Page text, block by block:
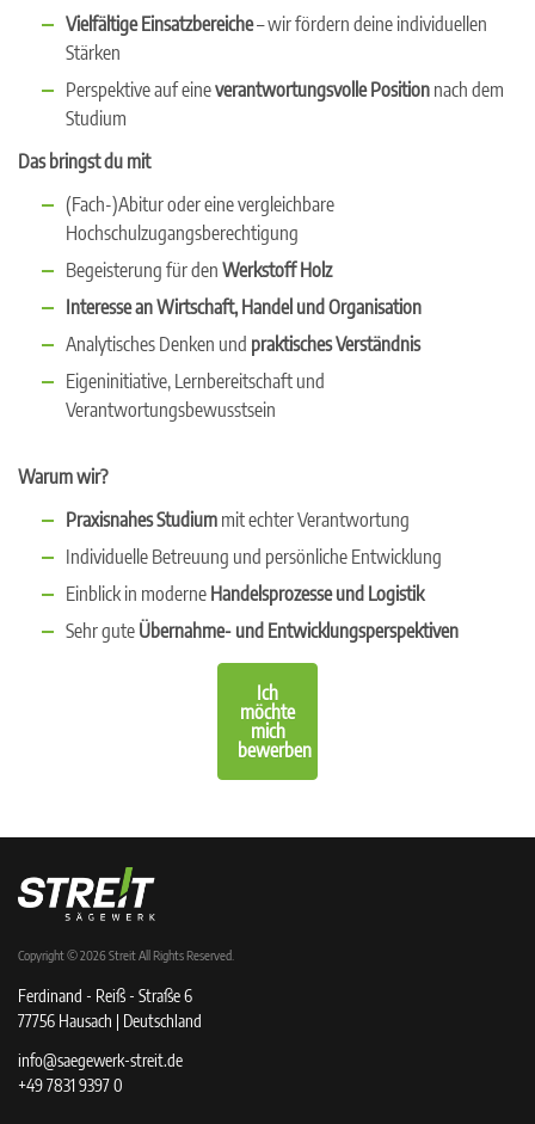
Vielfältige Einsatzbereiche– wir fördern deine individuellen
Stärken
Perspektive auf eineverantwortungsvolle Position nach dem
Studium
Das bringst du mit
(Fach-)Abitur oder eine vergleichbare
Hochschulzugangsberechtigung
Begeisterung für den Werkstoff Holz
Interesse an Wirtschaft, Handel und Organisation
Analytisches Denken und praktisches Verständnis
Eigeninitiative, Lernbereitschaft und
Verantwortungsbewusstsein
Warum wir?
Praxisnahes Studium mit echter Verantwortung
Individuelle Betreuung und persönliche Entwicklung
Einblick in moderne Handelsprozesse und Logistik
Sehr gute Übernahme- und Entwicklungsperspektiven
Ich
möchte
mich
bewerben
Copyright © 2026Streit All Rights Reserved.
Ferdinand - Reiß - Straße 6
77756 Hausach | Deutschland
info@saegewerk-streit.de
+49 7831 9397 0